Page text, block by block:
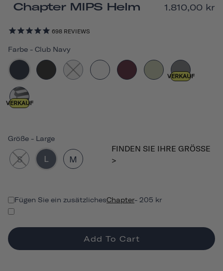
Chapter MIPS Helm
698 REVIEWS
1.810,00 kr
Farbe - Club Navy
VERKAUF
VERKAUF
Größe - Large
S L M
FINDEN SIE IHRE GRÖSSE >
Fügen Sie ein zusätzlichesChapter- 205 kr
Add To Cart